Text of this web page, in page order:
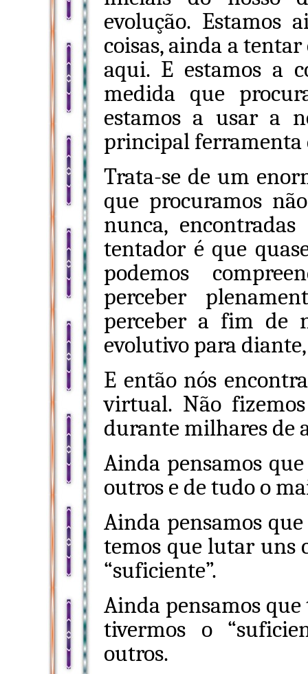
evolução. Estamos
coisas, ainda a
aqui. E estamos a
medida que
estamos a usar a
principal ferramenta
Trata-se de um
que procuramos
nunca,
tentador é que
podemos
perceber
perceber a fim de
evolutivo para
E então nós
virtual. Não
durante milhares de
Ainda pensamos
outros e de tudo o
Ainda pensamos
temos que lutar uns
“suficiente”.
Ainda pensamos
tivermos o
outros.